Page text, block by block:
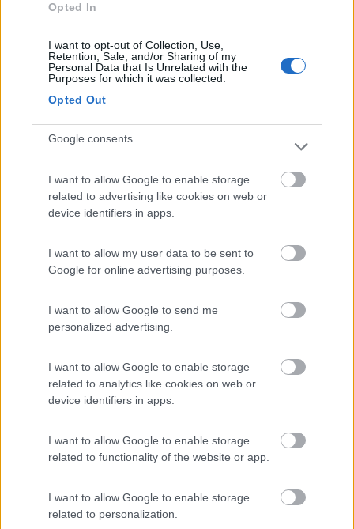
Opted In
I want to opt-out of Collection, Use,
Retention, Sale, and/or Sharing of my
Personal Data that Is Unrelated with the
Purposes for which it was collected.
Opted Out
Google consents
I want to allow Google to enable storage
related to advertising like cookies on web or
device identifiers in apps.
I want to allow my user data to be sent to
Google for online advertising purposes.
I want to allow Google to send me
personalized advertising.
I want to allow Google to enable storage
related to analytics like cookies on web or
device identifiers in apps.
I want to allow Google to enable storage
related to functionality of the website or app.
I want to allow Google to enable storage
related to personalization.
Accessibilità Accoglienza Punto ristoro
Segnalati nei dintorni
8.8
(34)
Otranto (LE)
Area di sosta
(93)
Agriturismo Biologico Fontanelle
Area di sosta
6.3 Village Camping Park Shadak
Porto Cesareo